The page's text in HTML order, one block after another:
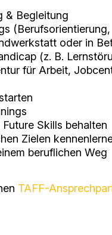
& Begleitung
oder in
(z. B.
für Arbeit,
Skills behalten
Zielen
beruflichen Weg
TAFF-